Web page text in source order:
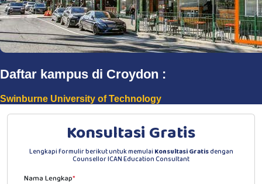
Daftar kampus di Croydon :
Swinburne University of Technology